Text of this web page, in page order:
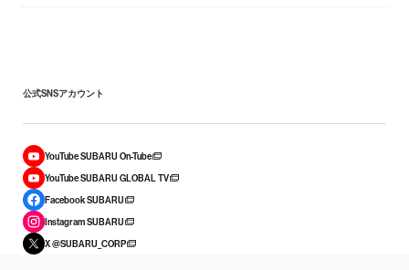
公式SNSアカウント
YouTube SUBARU On-Tube
YouTube SUBARU GLOBAL TV
Facebook SUBARU
Instagram SUBARU
X @SUBARU_CORP